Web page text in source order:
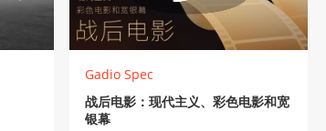
Gadio Spec
战后电影：现代主义、彩色电影和宽
银幕